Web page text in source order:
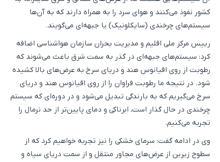
کشور نفوذ می‌کنند و هوای سرد را به همراه دارند که به آن‌ها
سیستم‌های چرخندی (سایکلونیک) یا جبهه‌ای می‌گویند.
رییس مرکز ملی اقلیم و مدیریت بحران سازمان هواشناسی اضافه
کرد: سیستم‌های جبهه‌ای در گذر به سمت شرق باعث می‌شوند که
رطوبت از روی اقیانوس هند و دریای سرخ به عرض‌های بالا کشیده
شود. در نتیجه ما رطوبت فراوان را از روی اقیانوس هند و دریای
سرخ می‌گیریم که به بارندگی تبدیل می‌شود و در دوره‌ای که سیستم
چرخندی در حال گذار است، ابرناکی و دمای پایین‌تر از حد نرمال را
تجربه می‌کنیم.
وی در ادامه گفت: سرمای خشکی را نیز تجربه خواهیم کرد که از
سطوح زیرین از عرض‌های مجاور منتقل و از سمت دریای سیاه و